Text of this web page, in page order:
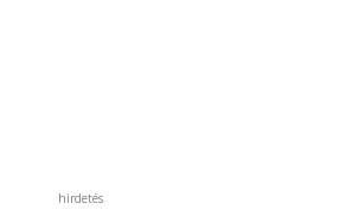
hirdetés